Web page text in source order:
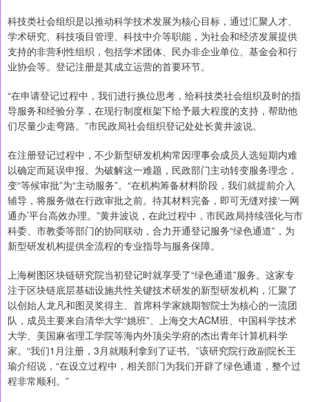
科技类社会组织是以推动科学技术发展为核心目标，通过汇聚人才、
学术研究、科技项目管理、科技中介等职能，为社会和经济发展提供
支持的非营利性组织，包括学术团体、民办非企业单位、基金会和行
业协会等。登记注册是其成立运营的首要环节。
“在申请登记过程中，我们进行换位思考，给科技类社会组织及时的指
导服务和经验分享，在现行制度框架下给予最大程度的支持，帮助他
们尽量少走弯路。”市民政局社会组织登记处处长黄井波说。
在注册登记过程中，不少新型研发机构常因理事会成员人选短期内难
以确定而延误申报。为破解这一难题，民政部门主动转变服务理念，
变“等候审批”为“主动服务”。“在机构筹备材料阶段，我们就提前介入
辅导，将服务做在行政审批之前。待其材料完备，即可无缝对接‘一网
通办’平台高效办理。”黄井波说，在此过程中，市民政局持续强化与市
科委、市教委等部门的协同联动，合力开通登记服务“绿色通道”，为
新型研发机构提供全流程的专业指导与服务保障。
上海树图区块链研究院当初登记时就享受了“绿色通道”服务。这家专
注于区块链底层基础设施共性关键技术研发的新型研发机构，汇聚了
以创始人龙凡和图灵奖得主、首席科学家姚期智院士为核心的一流团
队，成员主要来自清华大学“姚班”、上海交大ACM班、中国科学技术
大学、美国麻省理工学院等海内外顶尖学府的杰出青年计算机科学
家。“我们1月注册，3月就顺利拿到了证书。”该研究院行政副院长王
瑜介绍说，“在设立过程中，相关部门为我们开辟了绿色通道，整个过
程非常顺利。”